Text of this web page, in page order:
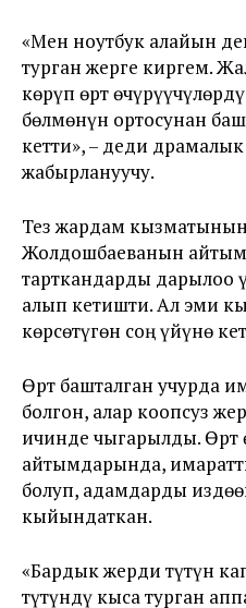
«Мен ноутбук алайын
турган жерге киргем.
көрүп өрт
бөлмөнүн ортосунан
кетти», – деди
жабырлануучу.
Тез жардам
Жолдошбаеванын
тарткандарды дарылоо
алып кетишти. Ал эми
көрсөтүгөн соң үйүнө
Өрт башталган учурда
болгон, алар коопсуз
ичинде чыгарылды. Өрт
айтымдарында,
болуп, адамдарды
кыйындаткан.
«Бардык жерди түтүн
түтүндү кыса турган